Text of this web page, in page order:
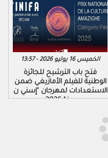
الخميس 16 يوليو 2026 - 13:57
فتح باب الترشيح للجائزة
الوطنية للفيلم الأمازيغي ضمن
الاستعدادات لمهرجان "إسني ن
ورغ" 2026